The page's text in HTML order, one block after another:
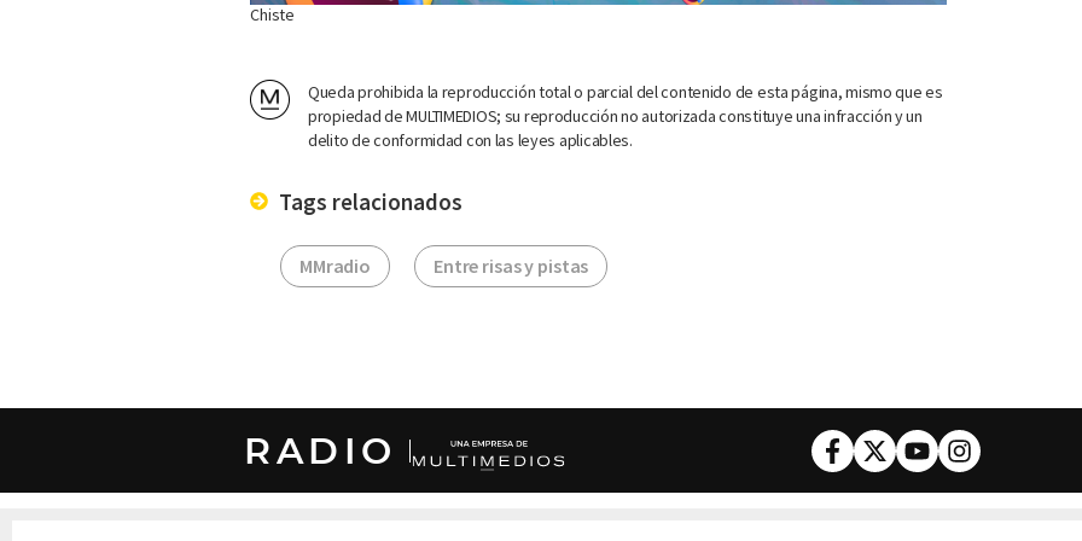
Chiste
Queda prohibida la reproducción total o parcial del contenido de esta página, mismo que es
propiedad de MULTIMEDIOS; su reproducción no autorizada constituye una infracción y un
delito de conformidad con las leyes aplicables.
Tags relacionados
MMradio Entre risas y pistas
RADIO Facebook
TwitterYoutubeInstagram